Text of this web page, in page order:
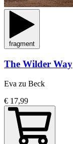
fragment
The Wilder Way
Eva zu Beck
€ 17,99